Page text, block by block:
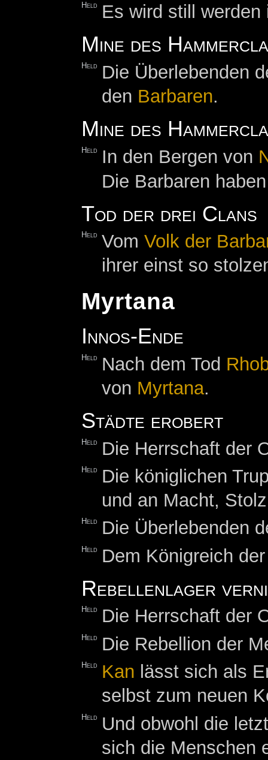
Held Es wird still
Mine des
Held
Die Überlebenden
den Barbaren.
Mine des
Held In den Bergen von
Die Barbaren
Tod der drei Clans
Held VomVolk der
ihrer einst so
Myrtana
Innos-Ende
Held Nach dem Tod
von Myrtana.
Städte erobert
Held Die Herrschaft der
Held
Die königlichen
und an Macht,
Held Die Überlebenden
Held Dem Königreich
Rebellenlager
Held Die Herrschaft der
Held Die Rebellion der
Held Kan lässt sich als
selbst zum neuen
Held
Und obwohl die
sich die Menschen